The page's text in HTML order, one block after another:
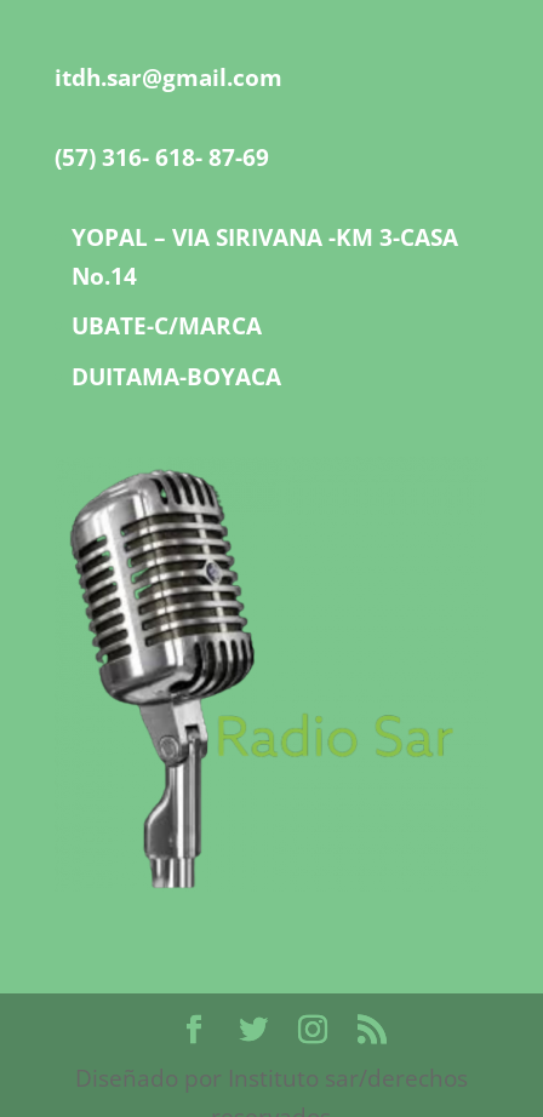
itdh.sar@gmail.com
(57) 316- 618- 87-69
YOPAL – VIA SIRIVANA -KM 3-CASA
No.14
UBATE-C/MARCA
DUITAMA-BOYACA
Diseñado por Instituto sar/derechos